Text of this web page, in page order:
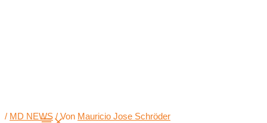
/ MD NEWS/ Von Mauricio Jose Schröder